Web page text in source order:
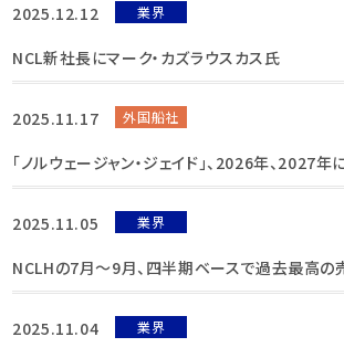
2025.12.12 業界
NCL新社長にマーク・カズラウスカス氏
2025.11.17 外国船社
「ノルウェージャン・ジェイド」、2026年、2027
2025.11.05 業界
NCLHの7月〜9月、四半期ベースで過去最高の
2025.11.04 業界